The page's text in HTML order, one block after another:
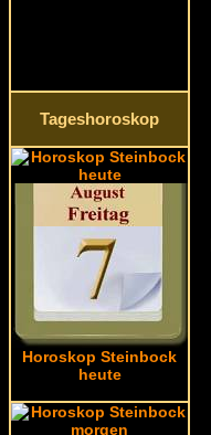
Tageshoroskop
Horoskop Steinbock
heute